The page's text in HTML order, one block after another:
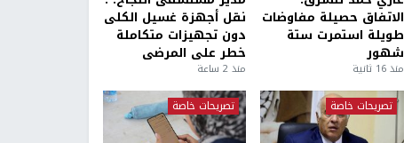
الاتفاق حصيلة مفاوضات
طويلة استمرت ستة
شهور
منذ 16 ثانية
نقل أجهزة غسيل الكلى
دون تجهيزات متكاملة
خطر على المرضى
منذ 2 ساعة
تصريحات خاصة تصريحات خاصة